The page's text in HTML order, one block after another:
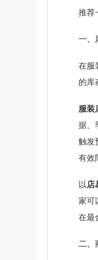
推荐
一、
在服
的库
服装
据、
触发
有效
以 店
家可
在最
二、